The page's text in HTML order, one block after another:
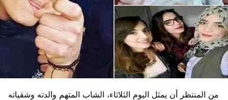
من المنتظر أن يمثل اليوم الثلاثاء، الشاب المتهم والدته وشقياته